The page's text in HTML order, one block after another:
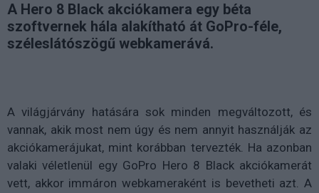
A Hero 8 Black akciókamera egy béta
szoftvernek hála alakítható át GoPro-féle,
széleslátószögű webkamerává.
A világjárvány hatására sok minden megváltozott, és
vannak, akik most nem úgy és nem annyit használják az
akciókamerájukat, mint korábban tervezték. Ha azonban
valaki véletlenül egy GoPro Hero 8 Black akciókamerát
vett, akkor immáron webkameraként is bevetheti azt. A